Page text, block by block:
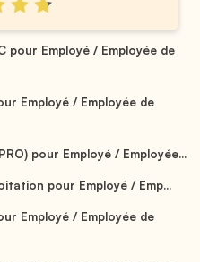
pour Employé / Employée de
Employé / Employée de
pour Employé / Employée...
pour Employé / Emp...
Employé / Employée de